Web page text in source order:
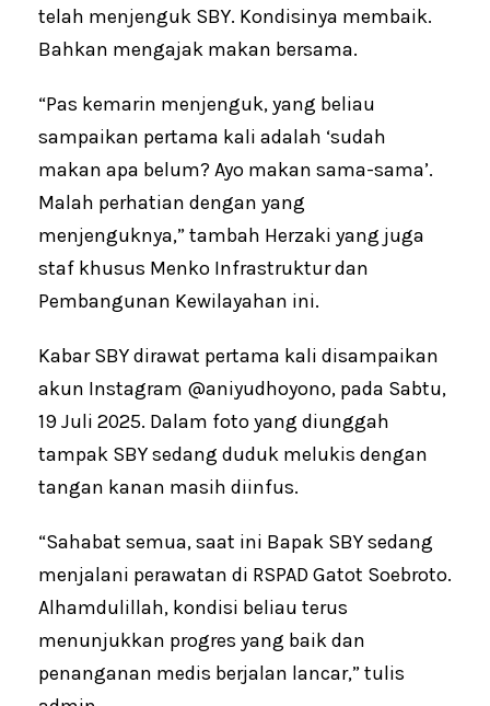
telah menjenguk SBY. Kondisinya membaik.
Bahkan mengajak makan bersama.
“Pas kemarin menjenguk, yang beliau
sampaikan pertama kali adalah ‘sudah
makan apa belum? Ayo makan sama-sama’.
Malah perhatian dengan yang
menjenguknya,” tambah Herzaki yang juga
staf khusus Menko Infrastruktur dan
Pembangunan Kewilayahan ini.
Kabar SBY dirawat pertama kali disampaikan
akun Instagram @aniyudhoyono, pada Sabtu,
19 Juli 2025. Dalam foto yang diunggah
tampak SBY sedang duduk melukis dengan
tangan kanan masih diinfus.
“Sahabat semua, saat ini Bapak SBY sedang
menjalani perawatan di RSPAD Gatot Soebroto.
Alhamdulillah, kondisi beliau terus
menunjukkan progres yang baik dan
penanganan medis berjalan lancar,” tulis